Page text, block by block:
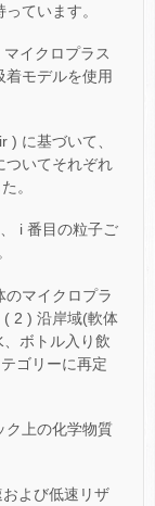
ています。
イクロプラス
モデルを使用
) に基づいて、
ついてそれぞれ
。
i 番目の粒子ご
のマイクロプラ
( 2 ) 沿岸域(軟体
ボトル入り飲
ゴリーに再定
ク上の化学物質
よび低速リザ